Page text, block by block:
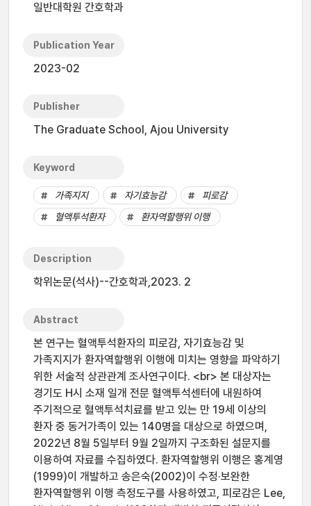
일반대학원 간호학과
Publication Year
2023-02
Publisher
The Graduate School, Ajou University
Keyword
가족지지 자기효능감
피로감
혈액투석환자
환자역할행위 이행
Description
학위논문(석사)--간호학과,2023. 2
Abstract
본 연구는 혈액투석환자의 피로감, 자기효능감 및
가족지지가 환자역할행위 이행에 미치는 영향을 파악하기
위한 서술적 상관관계 조사연구이다. <br> 본 대상자는
경기도 H시 소재 일개 전문 혈액투석센터에 내원하여
주기적으로 혈액투석치료를 받고 있는 만 19세 이상의
환자 중 동거가족이 있는 140명을 대상으로 하였으며,
2022년 8월 5일부터 9월 2일까지 구조화된 설문지를
이용하여 자료를 수집하였다. 환자역할행위 이행은 홍계영
(1999)이 개발하고 송은숙(2002)이 수정·보완한
환자역할행위 이행 측정도구를 사용하였고, 피로감은 Lee,